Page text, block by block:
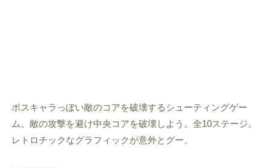
ボスキャラっぽい敵のコアを破壊するシューティングゲー
ム。敵の攻撃を避け中央コアを破壊しよう。全10ステージ。
レトロチックなグラフィックが意外とグー。